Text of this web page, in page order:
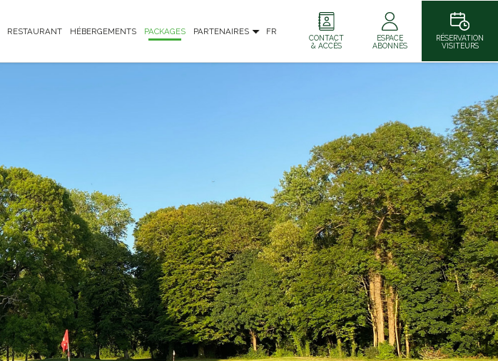
RESTAURANT HÉBERGEMENTS PACKAGES PARTENAIRES
CONTACT
& ACCÈS
ESPACE
ABONNÉS
RÉSERVATION
VISITEURS
FR